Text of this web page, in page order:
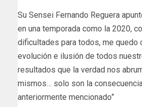
Su Sensei Fernando Reguera
en una temporada como la 2020,
dificultades para todos, me quedo
evolución e ilusión de todos
resultados que la verdad nos
mismos… solo son la
anteriormente mencionado”